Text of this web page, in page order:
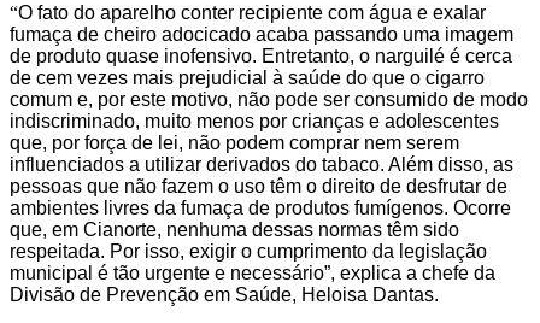
“O fato do aparelho conter recipiente com água e exalar
fumaça de cheiro adocicado acaba passando uma imagem
de produto quase inofensivo. Entretanto, o narguilé é cerca
de cem vezes mais prejudicial à saúde do que o cigarro
comum e, por este motivo, não pode ser consumido de modo
indiscriminado, muito menos por crianças e adolescentes
que, por força de lei, não podem comprar nem serem
influenciados a utilizar derivados do tabaco. Além disso, as
pessoas que não fazem o uso têm o direito de desfrutar de
ambientes livres da fumaça de produtos fumígenos. Ocorre
que, em Cianorte, nenhuma dessas normas têm sido
respeitada. Por isso, exigir o cumprimento da legislação
municipal é tão urgente e necessário”, explica a chefe da
Divisão de Prevenção em Saúde, Heloisa Dantas.